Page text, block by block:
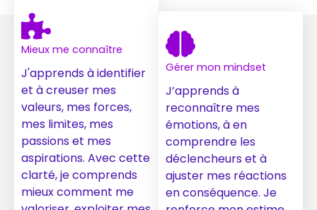
Mieux me connaître
J'apprends à identifier
et à creuser mes
valeurs, mes forces,
mes limites, mes
passions et mes
aspirations. Avec cette
clarté, je comprends
mieux comment me
Gérer mon mindset
J’apprends à
reconnaître mes
émotions, à en
comprendre les
déclencheurs et à
ajuster mes réactions
en conséquence. Je